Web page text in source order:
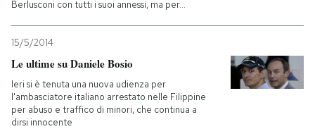
Berlusconi con tutti i suoi annessi, ma per...
15/5/2014
Le ultime su Daniele Bosio
Ieri si è tenuta una nuova udienza per
l'ambasciatore italiano arrestato nelle Filippine
per abuso e traffico di minori, che continua a
dirsi innocente